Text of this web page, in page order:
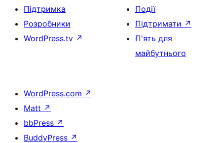
Підтримка
Розробники
WordPress.tv ↗
Події
Підтримати ↗
П'ять для
майбутнього
WordPress.com ↗
Matt ↗
bbPress ↗
BuddyPress ↗